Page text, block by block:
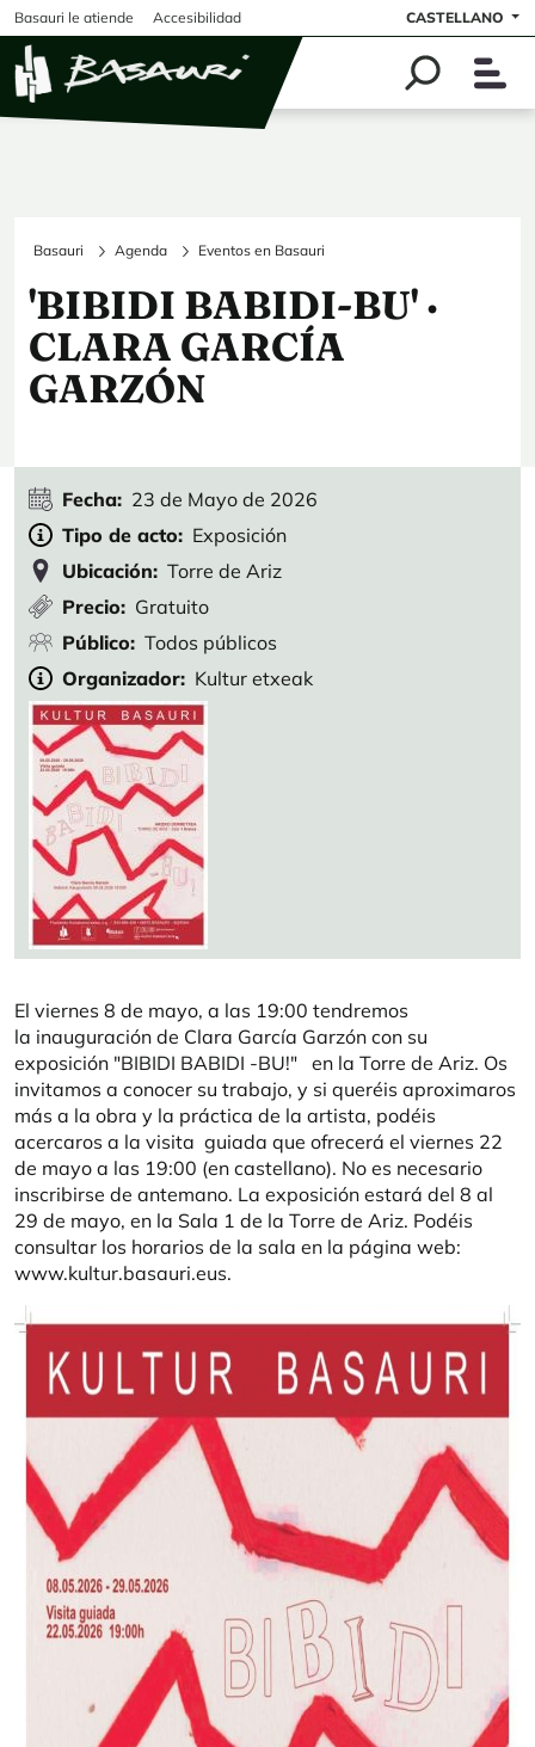
Pasar al contenido principal
Basauri le atiende Accesibilidad CASTELLANO
Basauri Agenda Eventos en Basauri
'BIBIDI BABIDI-BU' ·
CLARA GARCÍA
GARZÓN
Fecha
23 de Mayo de 2026
Tipo de acto
Exposición
Ubicación
Torre de Ariz
Precio
Gratuito
Público
Todos públicos
Organizador
Kultur etxeak
El viernes 8 de mayo, a las 19:00 tendremos
la inauguración de Clara García Garzón con su
exposición "BIBIDI BABIDI -BU!" en la Torre de Ariz. Os
invitamos a conocer su trabajo, y si queréis aproximaros
más a la obra y la práctica de la artista, podéis
acercaros a la visita guiada que ofrecerá el viernes 22
de mayo a las 19:00 (en castellano). No es necesario
inscribirse de antemano. La exposición estará del 8 al
29 de mayo, en la Sala 1 de la Torre de Ariz. Podéis
consultar los horarios de la sala en la página web:
www.kultur.basauri.eus.